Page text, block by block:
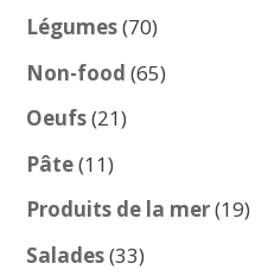
produits
Légumes 7070
produits
Non-food 6565
Oeufs 2121
Pâte 1111
produits
Produits de la mer 1919
Salades 3333